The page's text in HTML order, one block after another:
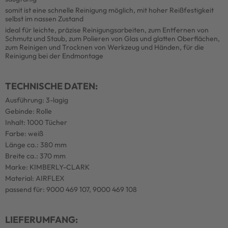
somit ist eine schnelle Reinigung möglich, mit hoher Reißfestigkeit
selbst im nassen Zustand
ideal für leichte, präzise Reinigungsarbeiten, zum Entfernen von
Schmutz und Staub, zum Polieren von Glas und glatten Oberflächen,
zum Reinigen und Trocknen von Werkzeug und Händen, für die
Reinigung bei der Endmontage
TECHNISCHE DATEN:
Ausführung: 3-lagig
Gebinde: Rolle
Inhalt: 1000 Tücher
Farbe: weiß
Länge ca.: 380 mm
Breite ca.: 370 mm
Marke: KIMBERLY-CLARK
Material: AIRFLEX
passend für: 9000 469 107, 9000 469 108
LIEFERUMFANG: